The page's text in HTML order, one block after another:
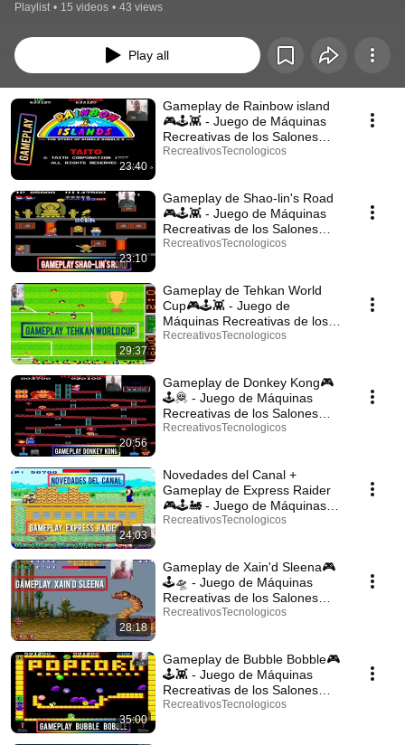
Playlist • 15 videos • 43 views
Play all
23:40
Gameplay de Rainbow island
🎮🕹️👾 - Juego de Máquinas
Recreativas de los Salones
Recreativos - Español
RecreativosTecnologicos
23:10
Gameplay de Shao-lin's Road
🎮🕹️👾 - Juego de Máquinas
Recreativas de los Salones
Recreativos - Español
RecreativosTecnologicos
29:37
Gameplay de Tehkan World
Cup🎮🕹️👾 - Juego de
Máquinas Recreativas de los
Salones Recreativos -Español
RecreativosTecnologicos
20:56
Gameplay de Donkey Kong🎮
🕹️🦧 - Juego de Máquinas
Recreativas de los Salones
Recreativos -Español.
RecreativosTecnologicos
24:03
Novedades del Canal +
Gameplay de Express Raider
🎮🕹️🚂 - Juego de Máquinas
Recreativas - Español.
RecreativosTecnologicos
28:18
Gameplay de Xain'd Sleena🎮
🕹️🛸 - Juego de Máquinas
Recreativas de los Salones
Recreativos -Español.
RecreativosTecnologicos
35:00
Gameplay de Bubble Bobble🎮
🕹️👾 - Juego de Máquinas
Recreativas de los Salones
Recreativos -Español.
RecreativosTecnologicos